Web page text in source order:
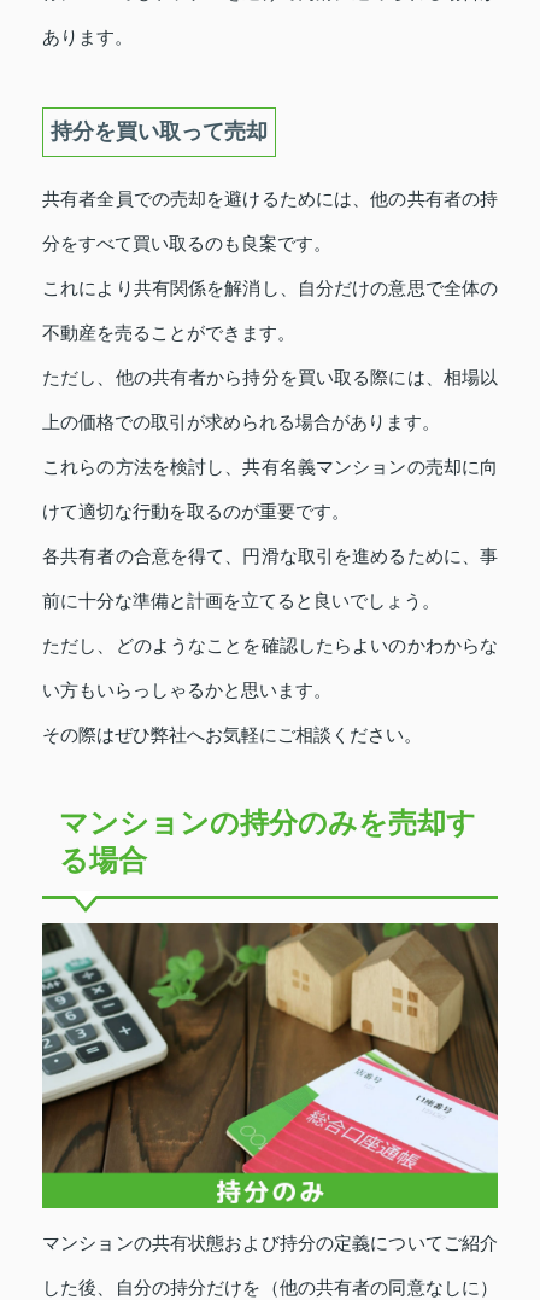
あります。
持分を買い取って売却
共有者全員での売却を避けるためには、他の共有者の持
分をすべて買い取るのも良案です。
これにより共有関係を解消し、自分だけの意思で全体の
不動産を売ることができます。
ただし、他の共有者から持分を買い取る際には、相場以
上の価格での取引が求められる場合があります。
これらの方法を検討し、共有名義マンションの売却に向
けて適切な行動を取るのが重要です。
各共有者の合意を得て、円滑な取引を進めるために、事
前に十分な準備と計画を立てると良いでしょう。
ただし、どのようなことを確認したらよいのかわからな
い方もいらっしゃるかと思います。
その際はぜひ弊社へお気軽にご相談ください。
マンションの持分のみを売却す
る場合
マンションの共有状態および持分の定義についてご紹介
した後、自分の持分だけを（他の共有者の同意なしに）